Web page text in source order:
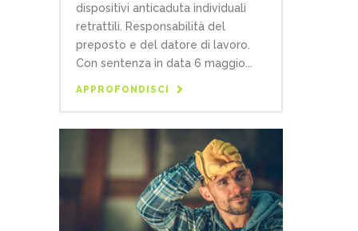
dispositivi anticaduta individuali
retrattili. Responsabilità del
preposto e del datore di lavoro.
Con sentenza in data 6 maggio...
APPROFONDISCI